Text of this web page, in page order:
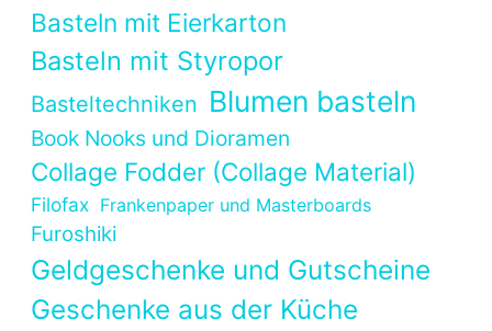
Basteln mit Eierkarton
Basteln mit Styropor
Basteltechniken Blumen basteln
Book Nooks und Dioramen
Collage Fodder (Collage Material)
Filofax Frankenpaper und Masterboards
Furoshiki
Geldgeschenke und Gutscheine
Geschenke aus der Küche